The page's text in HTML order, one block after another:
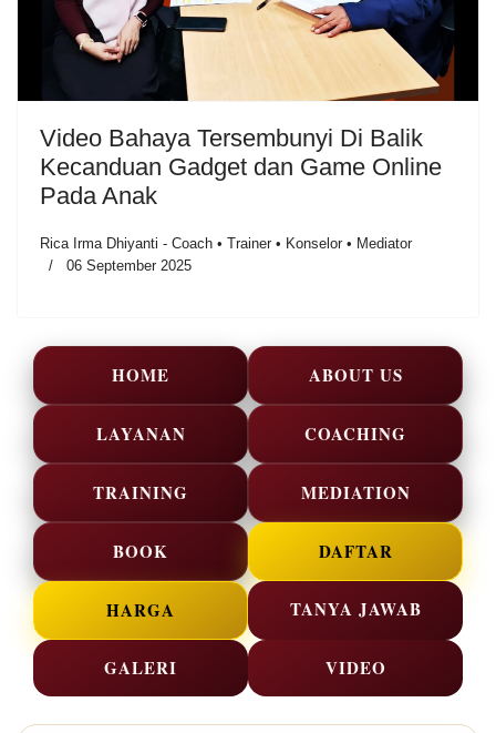
Video Bahaya Tersembunyi Di Balik
Kecanduan Gadget dan Game Online
Pada Anak
Rica Irma Dhiyanti - Coach • Trainer • Konselor • Mediator
06 September 2025
HOME ABOUT US
LAYANAN COACHING
TRAINING MEDIATION
BOOK DAFTAR
HARGA TANYA JAWAB
GALERI VIDEO